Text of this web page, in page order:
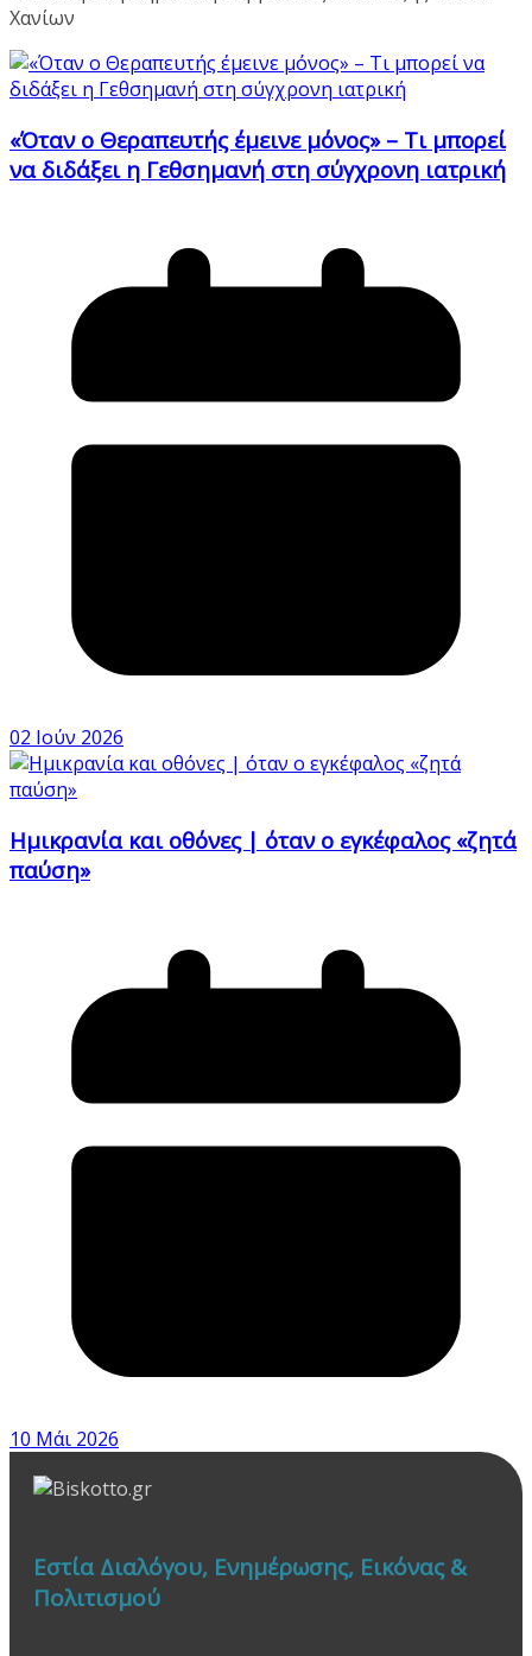
Χανίων
«Όταν ο Θεραπευτής έμεινε μόνος» – Τι μπορεί
να διδάξει η Γεθσημανή στη σύγχρονη ιατρική
02 Ιούν 2026
Ημικρανία και οθόνες | όταν ο εγκέφαλος «ζητά
παύση»
10 Μάι 2026
Εστία Διαλόγου, Ενημέρωσης, Εικόνας &
Πολιτισμού